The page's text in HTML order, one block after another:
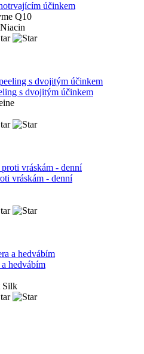
účinkem
Q10
s dvojitým účinkem
vráskám - denní
hedvábím
Silk